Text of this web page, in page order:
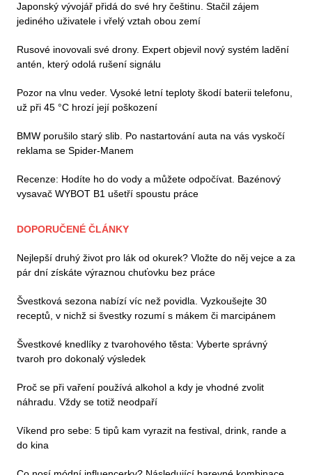
Japonský vývojář přidá do své hry češtinu. Stačil zájem
jediného uživatele i vřelý vztah obou zemí
Rusové inovovali své drony. Expert objevil nový systém ladění
antén, který odolá rušení signálu
Pozor na vlnu veder. Vysoké letní teploty škodí baterii telefonu,
už při 45 °C hrozí její poškození
BMW porušilo starý slib. Po nastartování auta na vás vyskočí
reklama se Spider-Manem
Recenze: Hodíte ho do vody a můžete odpočívat. Bazénový
vysavač WYBOT B1 ušetří spoustu práce
DOPORUČENÉ ČLÁNKY
Nejlepší druhý život pro lák od okurek? Vložte do něj vejce a za
pár dní získáte výraznou chuťovku bez práce
Švestková sezona nabízí víc než povidla. Vyzkoušejte 30
receptů, v nichž si švestky rozumí s mákem či marcipánem
Švestkové knedlíky z tvarohového těsta: Vyberte správný
tvaroh pro dokonalý výsledek
Proč se při vaření používá alkohol a kdy je vhodné zvolit
náhradu. Vždy se totiž neodpaří
Víkend pro sebe: 5 tipů kam vyrazit na festival, drink, rande a
do kina